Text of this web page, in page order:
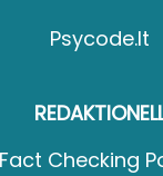
Psycode.it
Fact Checking